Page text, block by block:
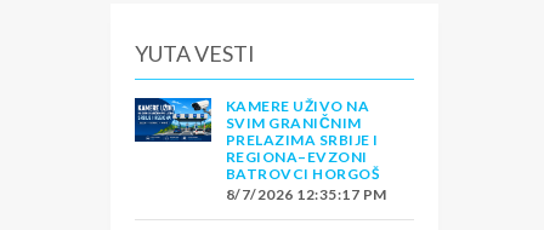
YUTA VESTI
KAMERE UŽIVO NA
SVIM GRANIČNIM
PRELAZIMA SRBIJE I
REGIONA–EVZONI
BATROVCI HORGOŠ
8/7/2026 12:35:17 PM